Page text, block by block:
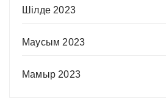
Шілде 2023
Маусым 2023
Мамыр 2023